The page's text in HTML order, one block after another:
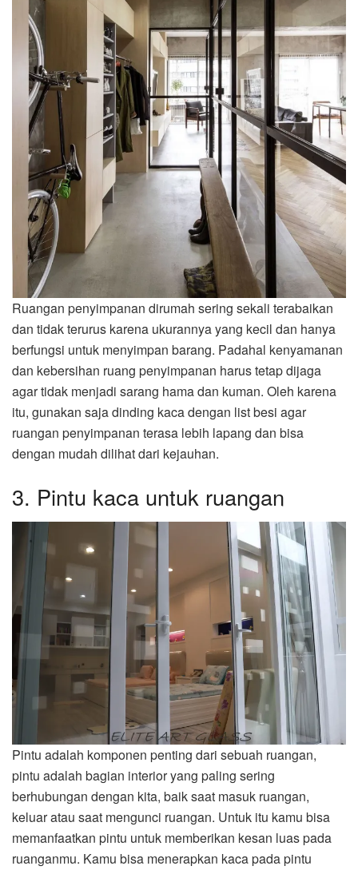
Ruangan penyimpanan dirumah sering sekali terabaikan
dan tidak terurus karena ukurannya yang kecil dan hanya
berfungsi untuk menyimpan barang. Padahal kenyamanan
dan kebersihan ruang penyimpanan harus tetap dijaga
agar tidak menjadi sarang hama dan kuman. Oleh karena
itu, gunakan saja dinding kaca dengan list besi agar
ruangan penyimpanan terasa lebih lapang dan bisa
dengan mudah dilihat dari kejauhan.
3. Pintu kaca untuk ruangan
Pintu adalah komponen penting dari sebuah ruangan,
pintu adalah bagian interior yang paling sering
berhubungan dengan kita, baik saat masuk ruangan,
keluar atau saat mengunci ruangan. Untuk itu kamu bisa
memanfaatkan pintu untuk memberikan kesan luas pada
ruanganmu. Kamu bisa menerapkan kaca pada pintu